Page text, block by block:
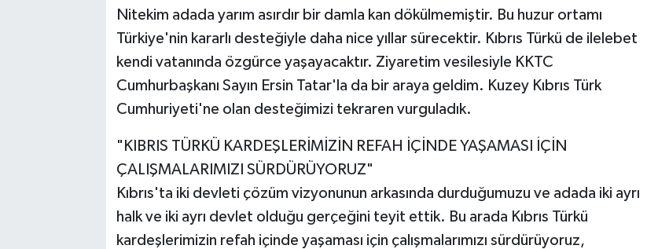
Nitekim adada yarım asırdır bir damla kan dökülmemiştir. Bu huzur ortamı
Türkiye'nin kararlı desteğiyle daha nice yıllar sürecektir. Kıbrıs Türkü de ilelebet
kendi vatanında özgürce yaşayacaktır. Ziyaretim vesilesiyle KKTC
Cumhurbaşkanı Sayın Ersin Tatar'la da bir araya geldim. Kuzey Kıbrıs Türk
Cumhuriyeti'ne olan desteğimizi tekraren vurguladık.
"KIBRIS TÜRKÜ KARDEŞLERİMİZİN REFAH İÇİNDE YAŞAMASI İÇİN
ÇALIŞMALARIMIZI SÜRDÜRÜYORUZ"
Kıbrıs'ta iki devleti çözüm vizyonunun arkasında durduğumuzu ve adada iki ayrı
halk ve iki ayrı devlet olduğu gerçeğini teyit ettik. Bu arada Kıbrıs Türkü
kardeşlerimizin refah içinde yaşaması için çalışmalarımızı sürdürüyoruz,